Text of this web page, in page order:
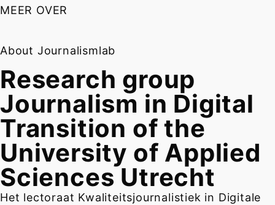
MEER OVER
About Journalismlab
Research group
Journalism in Digital
Transition of the
University of Applied
Sciences Utrecht
Het lectoraat Kwaliteitsjournalistiek in Digitale